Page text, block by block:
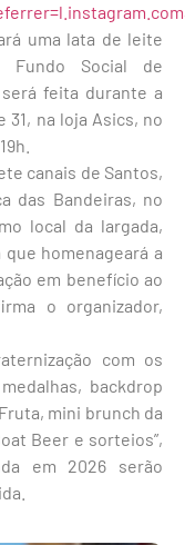
uma lata de leite
Social de
feita durante a
na loja Asics, no
canais de Santos,
das Bandeiras, no
local da largada,
homenageará a
em benefício ao
o organizador,
com os
backdrop
mini brunch da
Beer e sorteios”,
em 2026 serão